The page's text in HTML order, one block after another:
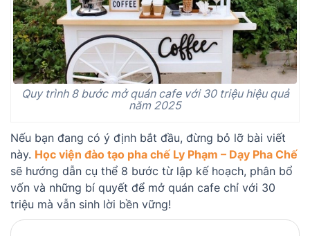
Quy trình 8 bước mở quán cafe với 30 triệu hiệu quả
năm 2025
Nếu bạn đang có ý định bắt đầu, đừng bỏ lỡ bài viết
này. Học viện đào tạo pha chế Ly Phạm – Dạy Pha Chế
sẽ hướng dẫn cụ thể 8 bước từ lập kế hoạch, phân bổ
vốn và những bí quyết để mở quán cafe chỉ với 30
triệu mà vẫn sinh lời bền vững!